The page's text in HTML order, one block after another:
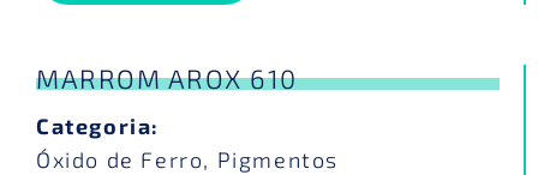
MARROM AROX 610
Categoria:
Óxido de Ferro, Pigmentos